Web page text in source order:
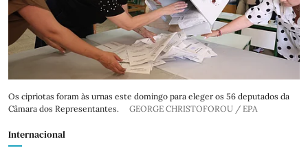
Os cipriotas foram às urnas este domingo para eleger os 56 deputados da
Câmara dos Representantes.
GEORGE CHRISTOFOROU / EPA
Internacional